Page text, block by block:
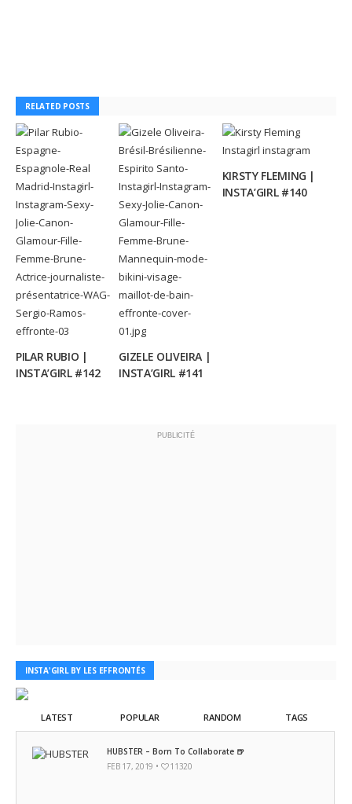
RELATED POSTS
PILAR RUBIO |
INSTA’GIRL #142
GIZELE OLIVEIRA |
INSTA’GIRL #141
KIRSTY FLEMING |
INSTA’GIRL #140
PUBLICITÉ
INSTA'GIRL BY LES EFFRONTÉS
LATEST POPULAR RANDOM TAGS
HUBSTER – Born To Collaborate 🍺
FEB 17, 2019 •
11320